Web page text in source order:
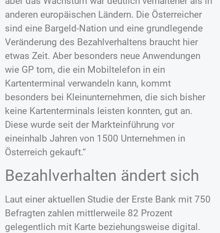
anderen europäischen Ländern. Die Österreicher
sind eine Bargeld-Nation und eine grundlegende
Veränderung des Bezahlverhaltens braucht hier
etwas Zeit. Aber besonders neue Anwendungen
wie GP tom, die ein Mobiltelefon in ein
Kartenterminal verwandeln kann, kommt
besonders bei Kleinunternehmen, die sich bisher
keine Kartenterminals leisten konnten, gut an.
Diese wurde seit der Markteinführung vor
eineinhalb Jahren von 1500 Unternehmen in
Österreich gekauft.“
Bezahlverhalten ändert sich
Laut einer aktuellen Studie der Erste Bank mit 750
Befragten zahlen mittlerweile 82 Prozent
gelegentlich mit Karte beziehungsweise digital.